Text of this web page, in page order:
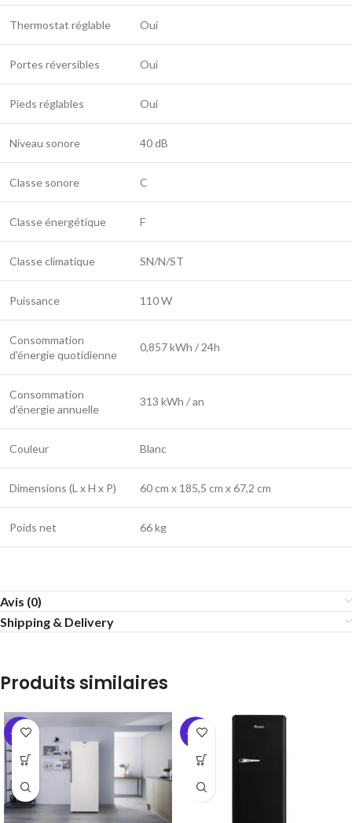
Thermostat réglable Oui
Portes réversibles Oui
Pieds réglables Oui
Niveau sonore 40 dB
Classe sonore C
Classe énergétique F
Classe climatique SN/N/ST
Puissance 110 W
Consommation
d’énergie quotidienne
0,857 kWh / 24h
Consommation
d’énergie annuelle
313 kWh / an
Couleur Blanc
Dimensions (L x H x P) 60 cm x 185,5 cm x 67,2 cm
Poids net 66 kg
Avis (0)
Shipping & Delivery
Produits similaires
-42% -30%